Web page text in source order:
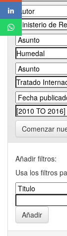
Comenzar
Añadir filtros:
Usa los filtros